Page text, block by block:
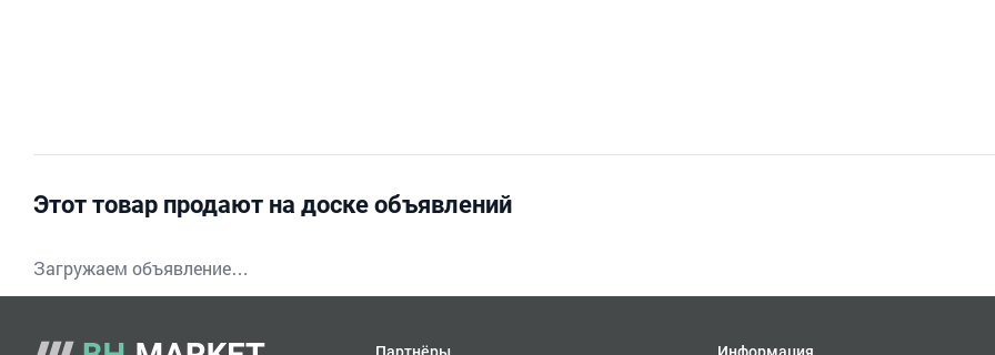
Этот товар продают на доске объявлений
Загружаем объявление…